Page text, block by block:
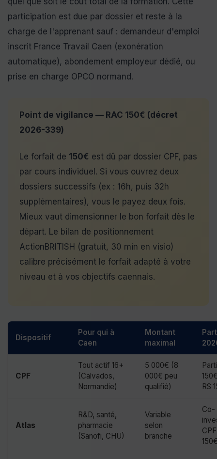
participation est due par dossier et reste à la
charge de l'apprenant sauf : demandeur d'emploi
inscrit France Travail Caen (exonération
automatique), abondement employeur dédié, ou
prise en charge OPCO normand.
Point de vigilance — RAC 150€ (décret
2026-339)
Le forfait de 150€ est dû par dossier CPF, pas
par cours individuel. Si vous ouvrez deux
dossiers successifs (ex : 16h, puis 32h
supplémentaires), vous le payez deux fois.
Mieux vaut dimensionner le bon forfait dès le
départ. Le bilan de positionnement
ActionBRITISH (gratuit, 30 min en visio)
calibre précisément le forfait adapté à votre
niveau et à vos objectifs caennais.
Dispositif
Pour qui à
Caen
Montant
maximal
CPF
Tout actif 16+
(Calvados,
Normandie)
5 000€ (8
000€ peu
qualifié)
RS
Atlas
R&D, santé,
pharmacie
(Sanofi, CHU)
Variable
selon
branche
Co-